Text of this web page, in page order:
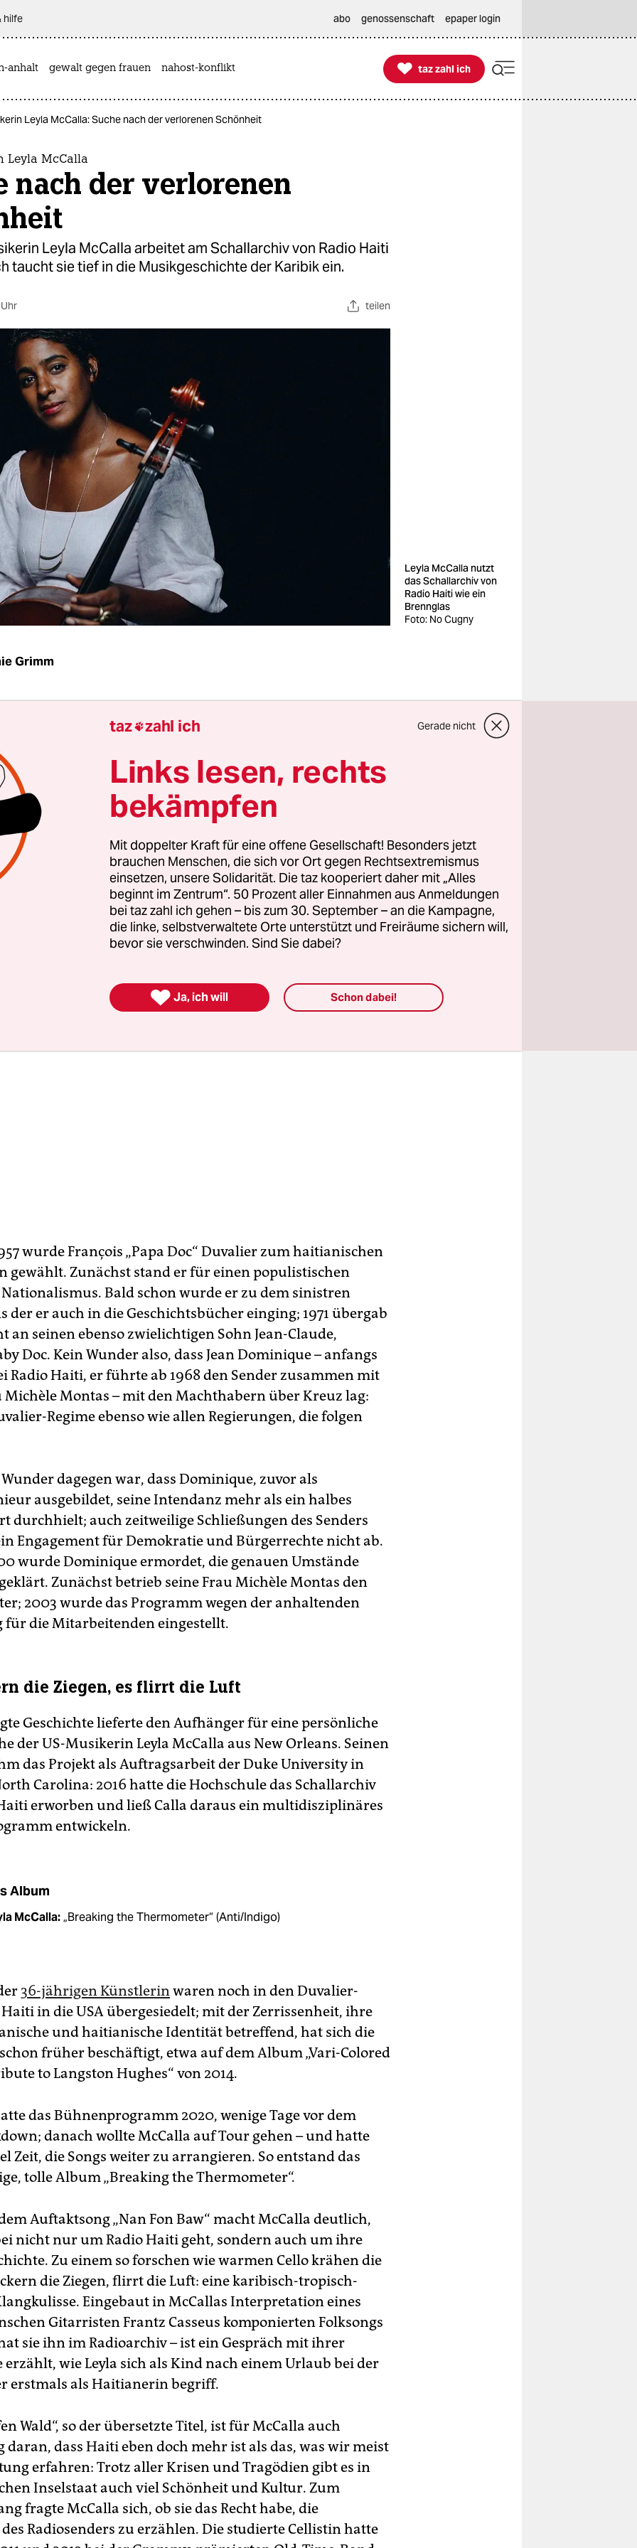
hilfe abo genossenschaft epaper login
anhalt gewalt gegen frauen nahost-konflikt 
taz zahl ich
taz zahl ich
Leyla McCalla: Suche nach der verlorenen Schönheit
Leyla McCalla
nach der verlorenen
Leyla McCalla arbeitet am Schallarchiv von Radio Haiti
taucht sie tief in die Musikgeschichte der Karibik ein.
teilen
Leyla McCalla nutzt
das Schallarchiv von
Radio Haiti wie ein
Brennglas
Foto: No Cugny
Grimm
den Sender Deutschlandradio ein, hört man in der Regel:
sollte man meinen, dass ein landesweit ausgestrahltes
in der Sprache sendet, die die Bevölkerung auch
Haiti – zumindest nicht bis in die 1950er Jahre! Obwohl 90
Menschen dort kein Französisch sprachen – die damals
beherrschte nur ein kleine Oberschicht – waren
auf Französisch. Deshalb war es eine Revolution, als
Jahr 1957 begann, sein Programm in Kreyòl zu senden.
unabhängige Sender – später hieß er Radio Haiti-Inter –
zentralen Plattform für das gesellschaftliche Leben,
wurde François „Papa Doc“ Duvalier zum haitianischen
gewählt. Zunächst stand er für einen populistischen
Bald schon wurde er zu dem sinistren
der er auch in die Geschichtsbücher einging; 1971 übergab
an seinen ebenso zwielichtigen Sohn Jean-Claude,
Doc. Kein Wunder also, dass Jean Dominique – anfangs
Radio Haiti, er führte ab 1968 den Sender zusammen mit
Michèle Montas – mit den Machthabern über Kreuz lag:
Regime ebenso wie allen Regierungen, die folgen
dagegen war, dass Dominique, zuvor als
ausgebildet, seine Intendanz mehr als ein halbes
durchhielt; auch zeitweilige Schließungen des Senders
Engagement für Demokratie und Bürgerrechte nicht ab.
wurde Dominique ermordet, die genauen Umstände
Zunächst betrieb seine Frau Michèle Montas den
2003 wurde das Programm wegen der anhaltenden
für die Mitarbeitenden eingestellt.
die Ziegen, es flirrt die Luft
Geschichte lieferte den Aufhänger für eine persönliche
der US-Musikerin Leyla McCalla aus New Orleans. Seinen
das Projekt als Auftragsarbeit der Duke University in
Carolina: 2016 hatte die Hochschule das Schallarchiv
erworben und ließ Calla daraus ein multidisziplinäres
entwickeln.
Album
McCalla:„Breaking the Thermometer“ (Anti/Indigo)
36-jährigen Künstlerinwaren noch in den Duvalier-
in die USA übergesiedelt; mit der Zerrissenheit, ihre
und haitianische Identität betreffend, hat sich die
früher beschäftigt, etwa auf dem Album „Vari-Colored
to Langston Hughes“ von 2014.
das Bühnenprogramm 2020, wenige Tage vor dem
danach wollte McCalla auf Tour gehen – und hatte
Zeit, die Songs weiter zu arrangieren. So entstand das
tolle Album „Breaking the Thermometer“.
Auftaktsong „Nan Fon Baw“ macht McCalla deutlich,
nicht nur um Radio Haiti geht, sondern auch um ihre
Zu einem so forschen wie warmen Cello krähen die
die Ziegen, flirrt die Luft: eine karibisch-tropisch-
Eingebaut in McCallas Interpretation eines
Gitarristen Frantz Casseus komponierten Folksongs
sie ihn im Radioarchiv – ist ein Gespräch mit ihrer
wie Leyla sich als Kind nach einem Urlaub bei der
erstmals als Haitianerin begriff.
Wald“, so der übersetzte Titel, ist für McCalla auch
dass Haiti eben doch mehr ist als das, was wir meist
erfahren: Trotz aller Krisen und Tragödien gibt es in
Inselstaat auch viel Schönheit und Kultur. Zum
fragte McCalla sich, ob sie das Recht habe, die
Radiosenders zu erzählen. Die studierte Cellistin hatte
taz zahl ich Gerade nicht
Links lesen, rechts
bekämpfen
Mit doppelter Kraft für eine offene Gesellschaft! Besonders jetzt
brauchen Menschen, die sich vor Ort gegen Rechtsextremismus
einsetzen, unsere Solidarität. Die taz kooperiert daher mit „Alles
beginnt im Zentrum“. 50 Prozent aller Einnahmen aus Anmeldungen
bei taz zahl ich gehen – bis zum 30. September – an die Kampagne,
die linke, selbstverwaltete Orte unterstützt und Freiräume sichern will,
bevor sie verschwinden. Sind Sie dabei?
 Ja, ich will Schon dabei!